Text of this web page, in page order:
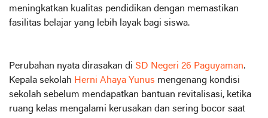
meningkatkan kualitas pendidikan dengan memastikan
fasilitas belajar yang lebih layak bagi siswa.
Perubahan nyata dirasakan di SD Negeri 26 Paguyaman.
Kepala sekolah Herni Ahaya Yunus mengenang kondisi
sekolah sebelum mendapatkan bantuan revitalisasi, ketika
ruang kelas mengalami kerusakan dan sering bocor saat